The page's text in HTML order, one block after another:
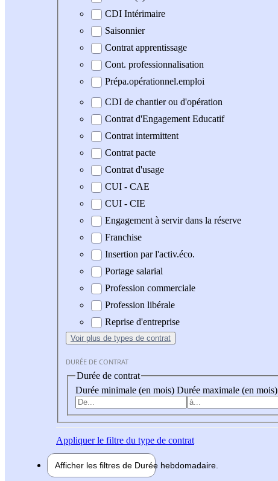
CDI Intérimaire
Saisonnier
Contrat apprentissage
Cont. professionnalisation
Prépa.opérationnel.emploi
CDI de chantier ou d'opération
Contrat d'Engagement Educatif
Contrat intermittent
Contrat pacte
Contrat d'usage
CUI - CAE
CUI - CIE
Engagement à servir dans la réserve
Franchise
Insertion par l'activ.éco.
Portage salarial
Profession commerciale
Profession libérale
Reprise d'entreprise
Voir plus de types de contrat
DURÉE DE CONTRAT
Durée de contrat
Durée minimale (en mois) Durée maximale (en mois)
Appliquerle filtre du type de contrat
Afficher les filtres de Durée hebdomadaire